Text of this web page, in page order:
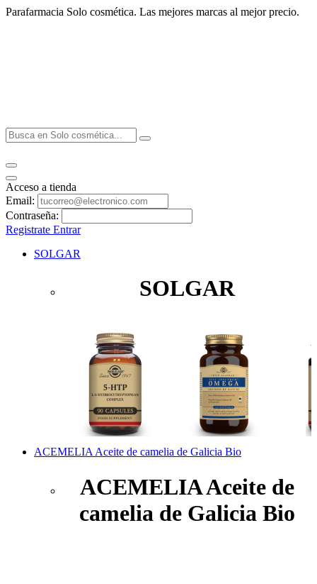
Parafarmacia Solo cosmética. Las mejores marcas al mejor precio.
Acceso a tienda
Email:
Contraseña:
Registrate Entrar
SOLGAR
SOLGAR
ACEMELIA Aceite de camelia de Galicia Bio
ACEMELIA Aceite de
camelia de Galicia Bio